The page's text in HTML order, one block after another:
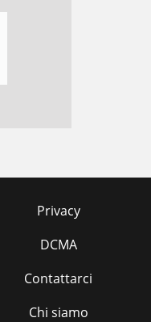
Privacy
DCMA
Contattarci
Chi siamo